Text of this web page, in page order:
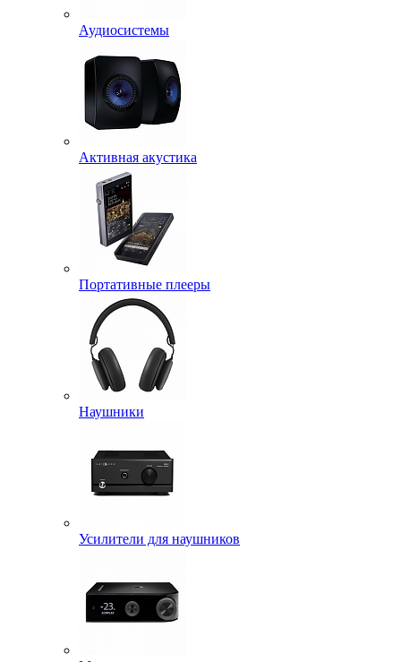
Аудиосистемы
Активная акустика
Портативные плееры
Наушники
Усилители для наушников